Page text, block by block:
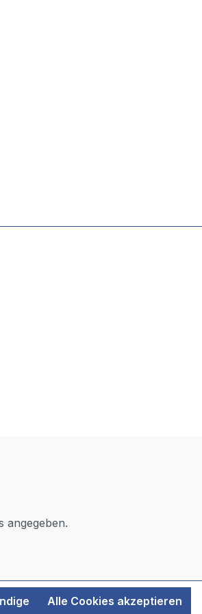
angegeben.
Alle Cookies akzeptieren